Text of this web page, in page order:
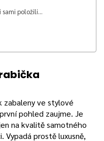
sami položili…
zabaleny ve stylové
pohled zaujme. Je
na kvalitě samotného
prostě luxusně,